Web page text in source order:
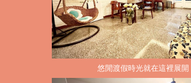
悠閒渡假時光就在這裡展開